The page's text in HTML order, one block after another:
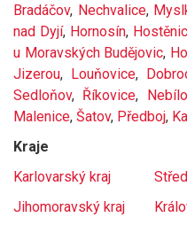
Bradáčov, Nechvalice,
nad Dyjí, Hornosín,
u Moravských Budějovic,
Jizerou, Louňovice,
Sedloňov, Říkovice,
Malenice, Šatov, Předboj,
Kraje
Karlovarský kraj
Jihomoravský kraj